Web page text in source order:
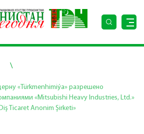
\
«Türkmenhimiýa» разрешено
«Mitsubishi Heavy Industries, Ltd.»
Tiсaret Anonim Şirketi»